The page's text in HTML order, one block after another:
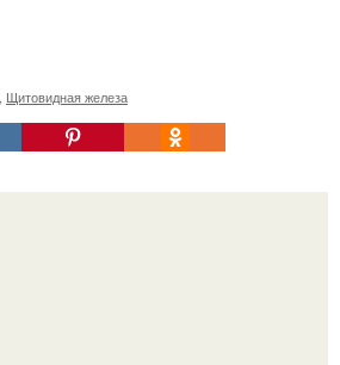
Щитовидная железа